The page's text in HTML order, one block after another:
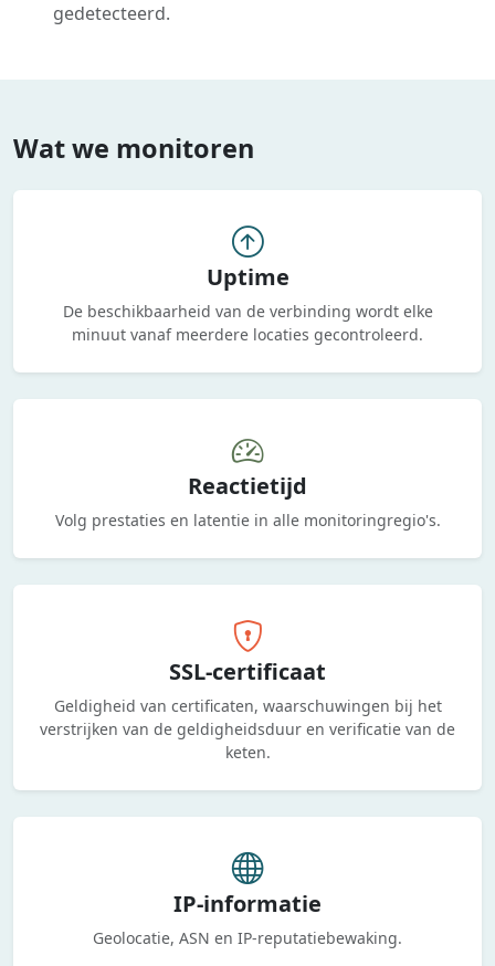
gedetecteerd.
Wat we monitoren
Uptime
De beschikbaarheid van de verbinding wordt elke
minuut vanaf meerdere locaties gecontroleerd.
Reactietijd
Volg prestaties en latentie in alle monitoringregio's.
SSL-certificaat
Geldigheid van certificaten, waarschuwingen bij het
verstrijken van de geldigheidsduur en verificatie van de
keten.
IP-informatie
Geolocatie, ASN en IP-reputatiebewaking.